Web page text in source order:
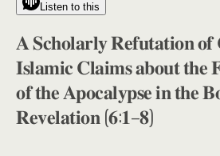
Listen to this
𝐀 𝐒𝐜𝐡𝐨𝐥𝐚𝐫𝐥𝐲 𝐑𝐞𝐟𝐮𝐭𝐚𝐭𝐢𝐨𝐧 𝐨𝐟
𝐈𝐬𝐥𝐚𝐦𝐢𝐜 𝐂𝐥𝐚𝐢𝐦𝐬 𝐚𝐛𝐨𝐮𝐭
𝐨𝐟 𝐭𝐡𝐞 𝐀𝐩𝐨𝐜𝐚𝐥𝐲𝐩𝐬𝐞 𝐢𝐧 𝐭𝐡𝐞
𝐑𝐞𝐯𝐞𝐥𝐚𝐭𝐢𝐨𝐧 (𝟔:𝟏–𝟖)